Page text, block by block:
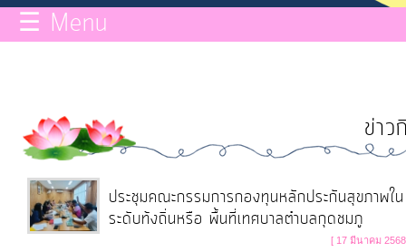
ITA
e-
Service
☰ Menu
ข่า
ประชุมคณะกรรมการกองทุนหลักประกันสุขภาพใน
ระดับท้งถิ่นหรือ พื้นที่เทศบาลตำบลกุดชมภู
[ 17 มีนาคม